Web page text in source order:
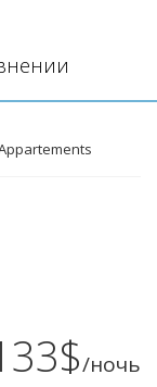
/ночь